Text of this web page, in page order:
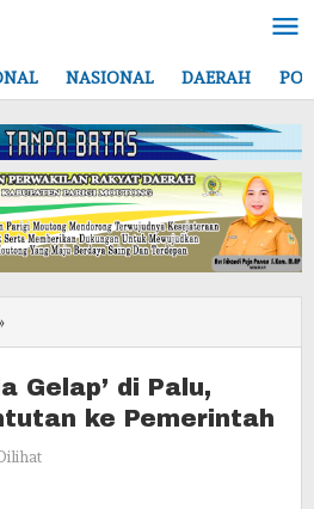
NASIONAL DAERAH
‘Indonesia
di
Palu,
Gelap’ di Palu,
ke Pemerintah